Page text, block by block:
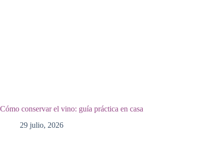
Cómo conservar el vino: guía práctica en casa
29 julio, 2026